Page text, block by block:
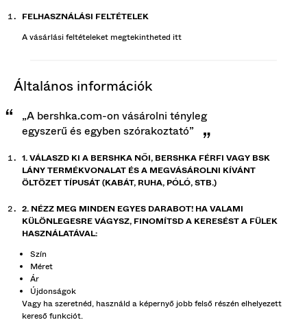
FELHASZNÁLÁSI FELTÉTELEK
A vásárlási feltételeket megtekintheted itt
általános információk
„A bershka.com-on vásárolni tényleg
egyszerű és egyben szórakoztató”
1. VÁLASZD KI A BERSHKA NŐI, BERSHKA FÉRFI VAGY BSK
LÁNY TERMÉKVONALAT ÉS A MEGVÁSÁROLNI KÍVÁNT
ÖLTÖZET TÍPUSÁT (KABÁT, RUHA, PÓLÓ, STB.)
2. NÉZZ MEG MINDEN EGYES DARABOT! HA VALAMI
KÜLÖNLEGESRE VÁGYSZ, FINOMÍTSD A KERESÉST A FÜLEK
HASZNÁLATÁVAL:
Szín
Méret
Ár
Újdonságok
Vagy ha szeretnéd, használd a képernyő jobb felső részén elhelyezett
kereső funkciót.